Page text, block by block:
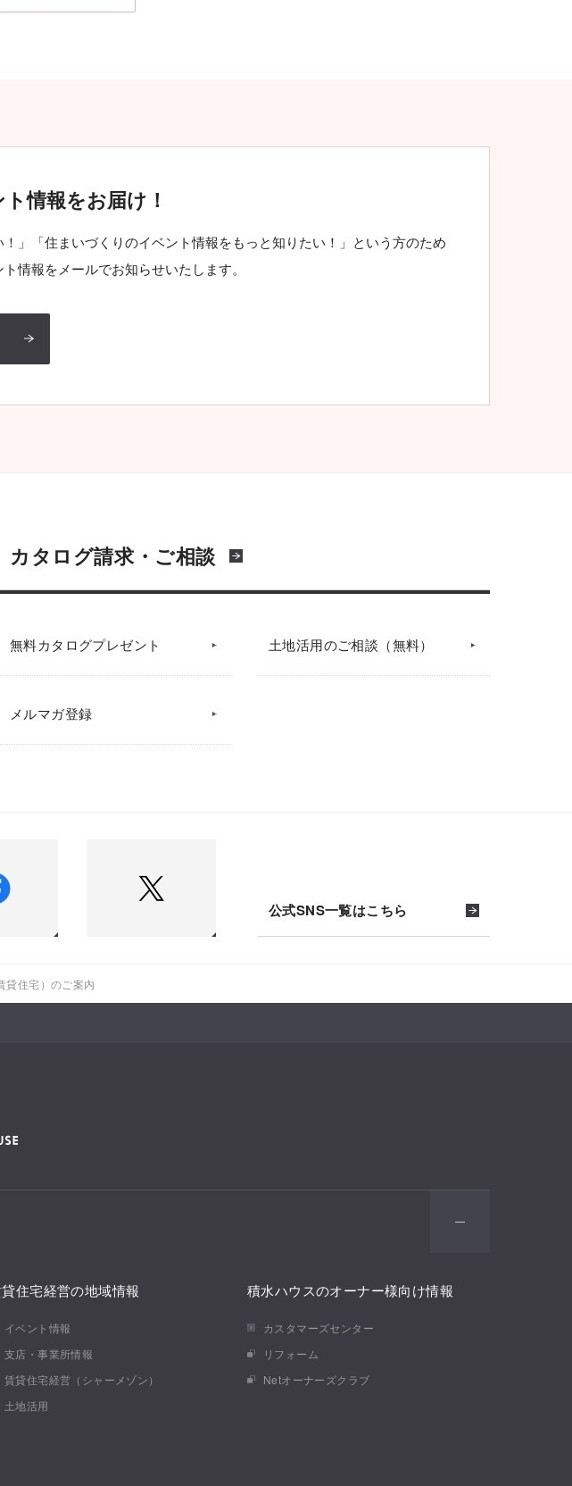
情報をお届け！
」「住まいづくりのイベント情報をもっと知りたい！」という方のため
情報をメールでお知らせいたします。
カタログ請求・ご相談
無料カタログプレゼント 土地活用のご相談（無料）
メルマガ登録
公式SNS一覧はこちら
貸住宅）のご案内
住宅経営の地域情報
イベント情報
支店・事業所情報
賃貸住宅経営（シャーメゾン）
土地活用
積水ハウスのオーナー様向け情報
カスタマーズセンター
リフォーム
Netオーナーズクラブ